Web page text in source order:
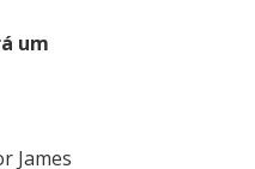
um
James